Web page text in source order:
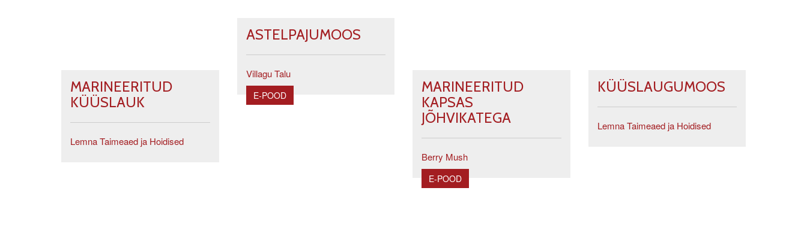
MARINEERITUD
KÜÜSLAUK
Lemna Taimeaed ja Hoidised
ASTELPAJUMOOS
Villagu Talu
E-POOD
MARINEERITUD
KAPSAS
JÕHVIKATEGA
Berry Mush
E-POOD
KÜÜSLAUGUMOOS
Lemna Taimeaed ja Hoidised